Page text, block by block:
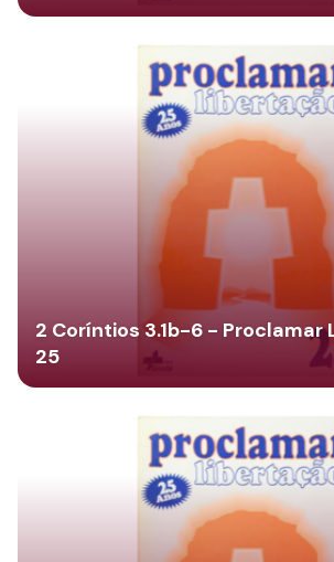
2 Coríntios 3.1b-6 - Proclamar
25